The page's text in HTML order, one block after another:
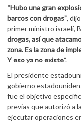
“Hubo una gran
barcos con drogas”,
primer ministro israelí,
drogas, así que
zona. Es la zona de
Y eso ya no existe”.
El presidente
gobierno
fue el objetivo
previas que autorizó a
ejecutar operaciones